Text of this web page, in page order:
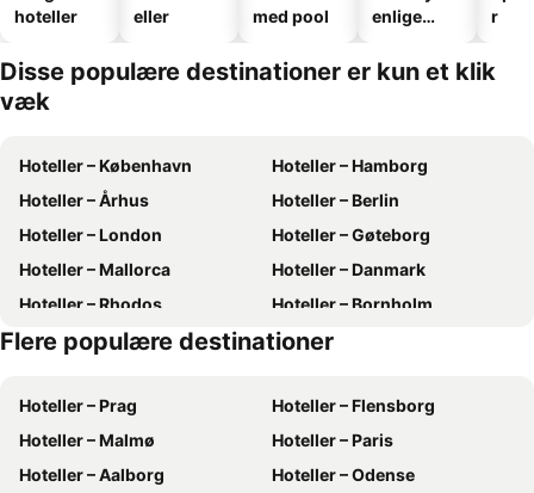
hoteller
eller
med pool
enlige
r
Disse populære destinationer er kun et klik
væk
Hoteller – København
Hoteller – Hamborg
Hoteller – Århus
Hoteller – Berlin
Hoteller – London
Hoteller – Gøteborg
Hoteller – Mallorca
Hoteller – Danmark
Hoteller – Rhodos
Hoteller – Bornholm
Hoteller – Kreta
Hoteller – Antalya
Flere populære destinationer
Hoteller – Prag
Hoteller – Flensborg
Hoteller – Malmø
Hoteller – Paris
Hoteller – Aalborg
Hoteller – Odense